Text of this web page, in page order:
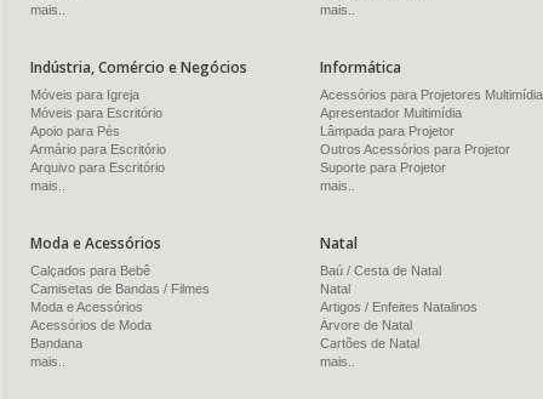
mais..
mais..
Indústria, Comércio e Negócios
Móveis para Igreja
Móveis para Escritório
Apoio para Pés
Armário para Escritório
Arquivo para Escritório
mais..
Informática
Acessórios para Projetores Multimídia
Apresentador Multimídia
Lâmpada para Projetor
Outros Acessórios para Projetor
Suporte para Projetor
mais..
Moda e Acessórios
Calçados para Bebê
Camisetas de Bandas / Filmes
Moda e Acessórios
Acessórios de Moda
Bandana
mais..
Natal
Baú / Cesta de Natal
Natal
Artigos / Enfeites Natalinos
Árvore de Natal
Cartões de Natal
mais..